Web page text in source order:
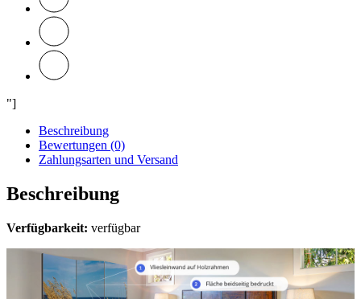
"]
Beschreibung
Bewertungen (0)
Zahlungsarten und Versand
Beschreibung
Verfügbarkeit: verfügbar